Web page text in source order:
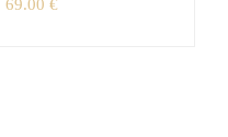
69.00 €